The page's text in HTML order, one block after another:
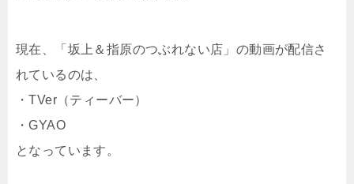
現在、「坂上＆指原のつぶれない店」の動画が配信さ
れているのは、
・TVer（ティーバー）
・GYAO
となっています。